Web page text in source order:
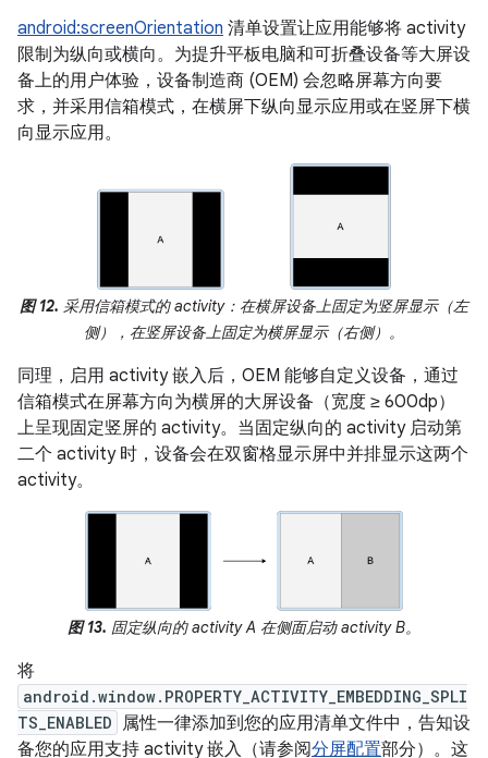
android:screenOrientation 清单设置让应用能够将 activity
限制为纵向或横向。为提升平板电脑和可折叠设备等大屏设
备上的用户体验，设备制造商 (OEM) 会忽略屏幕方向要
求，并采用信箱模式，在横屏下纵向显示应用或在竖屏下横
向显示应用。
图 12. 采用信箱模式的 activity：在横屏设备上固定为竖屏显示（左
侧），在竖屏设备上固定为横屏显示（右侧）。
同理，启用 activity 嵌入后，OEM 能够自定义设备，通过
信箱模式在屏幕方向为横屏的大屏设备（宽度 ≥ 600dp）
上呈现固定竖屏的 activity。当固定纵向的 activity 启动第
二个 activity 时，设备会在双窗格显示屏中并排显示这两个
activity。
图 13. 固定纵向的 activity A 在侧面启动 activity B。
将
android.window.PROPERTY_ACTIVITY_EMBEDDING_SPLI
TS_ENABLED
属性一律添加到您的应用清单文件中，告知设
备您的应用支持 activity 嵌入（请参阅分屏配置部分）。这